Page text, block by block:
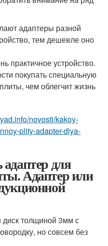
адаптеры разной
тем дешевле оно
практичное устройство.
покупать специальную
чем облегчит жизнь
novosti/kakoy-
plity-adapter-dlya-
для
Адаптер или
толщиной 3мм с
но совсем без